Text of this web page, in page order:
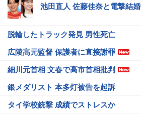
池田直人 佐藤佳奈と電撃結婚
脱輪したトラック発見 男性死亡
広陵高元監督 保護者に直接謝罪
細川元首相 文春で高市首相批判
銀メダリスト 本多灯被告を起訴
タイ学校銃撃 成績でストレスか